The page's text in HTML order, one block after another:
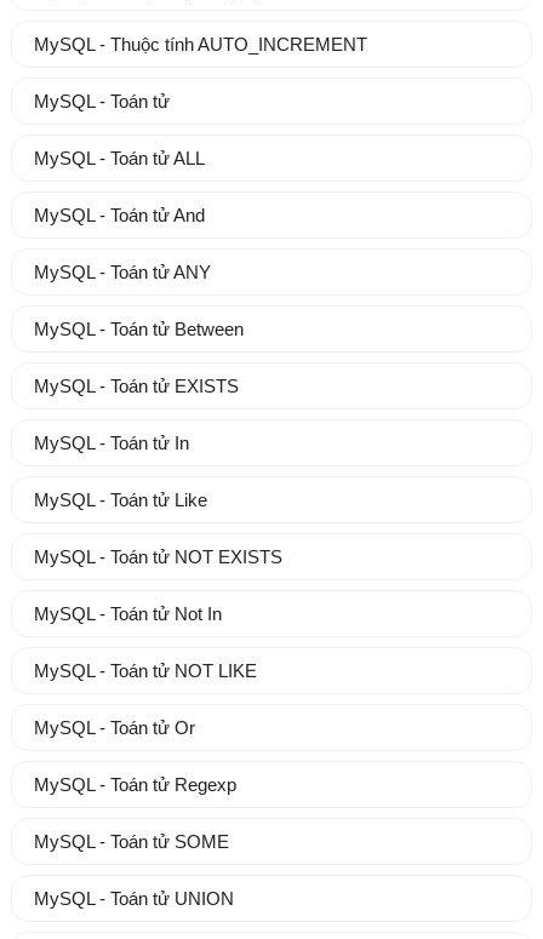
MySQL - Thuộc tính AUTO_INCREMENT
MySQL - Toán tử
MySQL - Toán tử ALL
MySQL - Toán tử And
MySQL - Toán tử ANY
MySQL - Toán tử Between
MySQL - Toán tử EXISTS
MySQL - Toán tử In
MySQL - Toán tử Like
MySQL - Toán tử NOT EXISTS
MySQL - Toán tử Not In
MySQL - Toán tử NOT LIKE
MySQL - Toán tử Or
MySQL - Toán tử Regexp
MySQL - Toán tử SOME
MySQL - Toán tử UNION